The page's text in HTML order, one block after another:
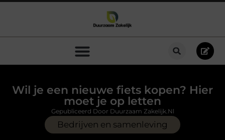
Wil je een nieuwe fiets kopen? Hier
moet je op letten
Bedrijven en samenleving
Gepubliceerd Door Duurzaam Zakelijk.nl